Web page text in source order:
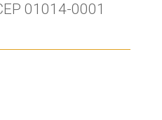
01014-0001